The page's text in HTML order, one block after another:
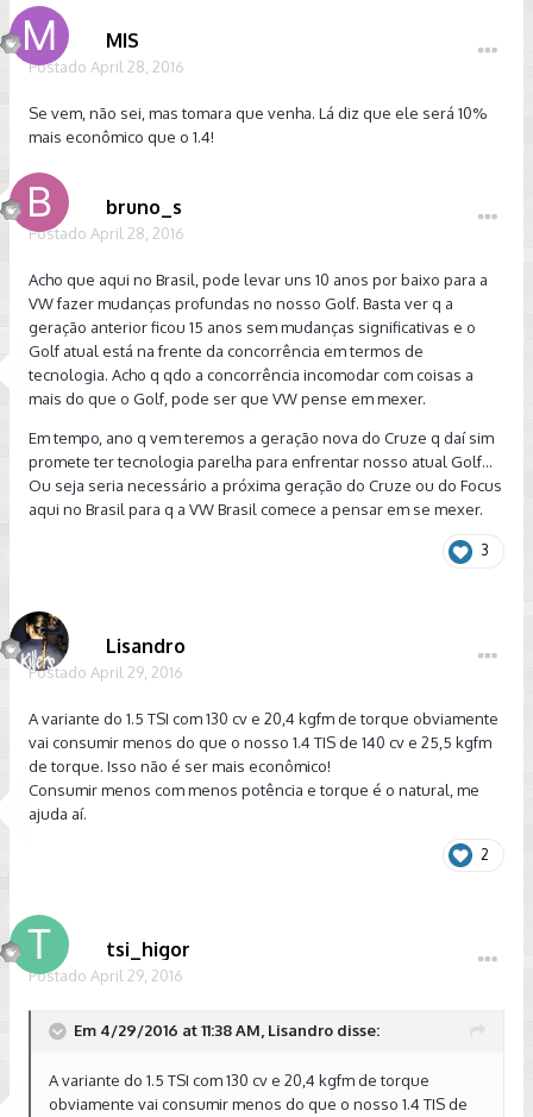
MIS
Postado April 28, 2016
Se vem, não sei, mas tomara que venha. Lá diz que ele será 10%
mais econômico que o 1.4!
bruno_s
Postado April 28, 2016
Acho que aqui no Brasil, pode levar uns 10 anos por baixo para a
VW fazer mudanças profundas no nosso Golf. Basta ver q a
geração anterior ficou 15 anos sem mudanças significativas e o
Golf atual está na frente da concorrência em termos de
tecnologia. Acho q qdo a concorrência incomodar com coisas a
mais do que o Golf, pode ser que VW pense em mexer.
Em tempo, ano q vem teremos a geração nova do Cruze q daí sim
promete ter tecnologia parelha para enfrentar nosso atual Golf...
Ou seja seria necessário a próxima geração do Cruze ou do Focus
aqui no Brasil para q a VW Brasil comece a pensar em se mexer.
3
Lisandro
Postado April 29, 2016
A variante do 1.5 TSI com 130 cv e 20,4 kgfm de torque obviamente
vai consumir menos do que o nosso 1.4 TIS de 140 cv e 25,5 kgfm
de torque. Isso não é ser mais econômico!
Consumir menos com menos potência e torque é o natural, me
ajuda aí.
2
tsi_higor
Postado April 29, 2016
Em 4/29/2016 at 11:38 AM, Lisandro disse:
A variante do 1.5 TSI com 130 cv e 20,4 kgfm de torque
obviamente vai consumir menos do que o nosso 1.4 TIS de